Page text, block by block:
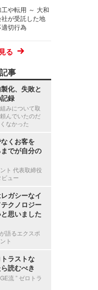
や転用 ～ 大和
が受託した地
切行為
る
事
化、失敗と
録
みについて取
んでいたのだ
なかった
なくお客を
までが自分の
ト 代表取締役
ュー
ガシーなイ
クノロジー
思いました
語るエクスポ
ト
トラストな
読むべき
流 ” ゼロトラ